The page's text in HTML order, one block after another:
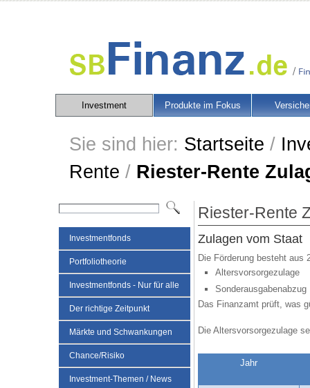
Investment Produkte im Fokus
Sie sind hier: Startseite /
Rente / Riester-Rente
Investmentfonds
Portfoliotheorie
Investmentfonds - Nur für alle
Der richtige Zeitpunkt
Märkte und Schwankungen
Chance/Risiko
Investment-Themen / News
Riester-Rente
Zulagen vom Staat
Die Förderung besteht aus
Altersvorsorgezulage
Sonderausgabenabzug
Das Finanzamt prüft, was
Die Altersvorsorgezulage
Jahr